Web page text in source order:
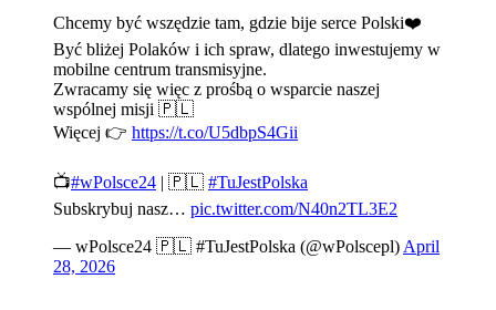
Chcemy być wszędzie tam, gdzie bije serce Polski❤️
Być bliżej Polaków i ich spraw, dlatego inwestujemy w
mobilne centrum transmisyjne.
Zwracamy się więc z prośbą o wsparcie naszej
wspólnej misji 🇵🇱
Więcej 👉 https://t.co/U5dbpS4Gii
📺#wPolsce24 | 🇵🇱 #TuJestPolska
Subskrybuj nasz… pic.twitter.com/N40n2TL3E2
— wPolsce24 🇵🇱 #TuJestPolska (@wPolscepl) April
28, 2026